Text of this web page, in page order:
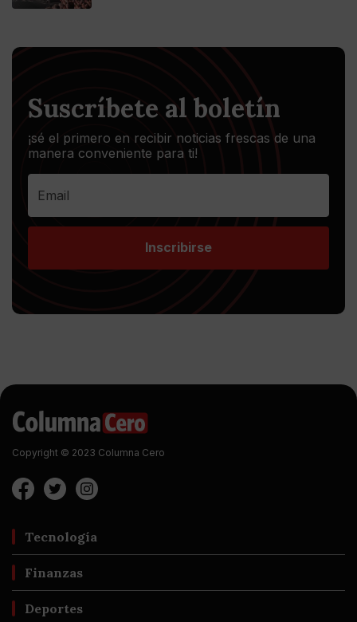
Suscríbete al boletín
¡sé el primero en recibir noticias frescas de una
manera conveniente para ti!
Inscribirse
Copyright © 2023 Columna Cero
Tecnología
Finanzas
Deportes